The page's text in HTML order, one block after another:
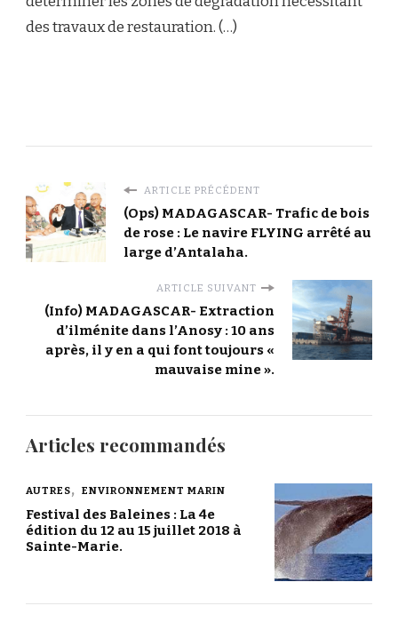
des travaux de restauration. (…)
ARTICLE PRÉCÉDENT
(Ops) MADAGASCAR- Trafic de bois
de rose : Le navire FLYING arrêté au
large d’Antalaha.
ARTICLE SUIVANT
(Info) MADAGASCAR- Extraction
d’ilménite dans l’Anosy : 10 ans
après, il y en a qui font toujours «
mauvaise mine ».
Articles recommandés
AUTRES ENVIRONNEMENT MARIN
Festival des Baleines : La 4e
édition du 12 au 15 juillet 2018 à
Sainte-Marie.